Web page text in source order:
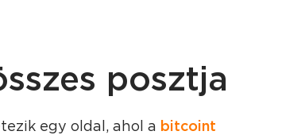
posztja
egy oldal, ahol a bitcoint